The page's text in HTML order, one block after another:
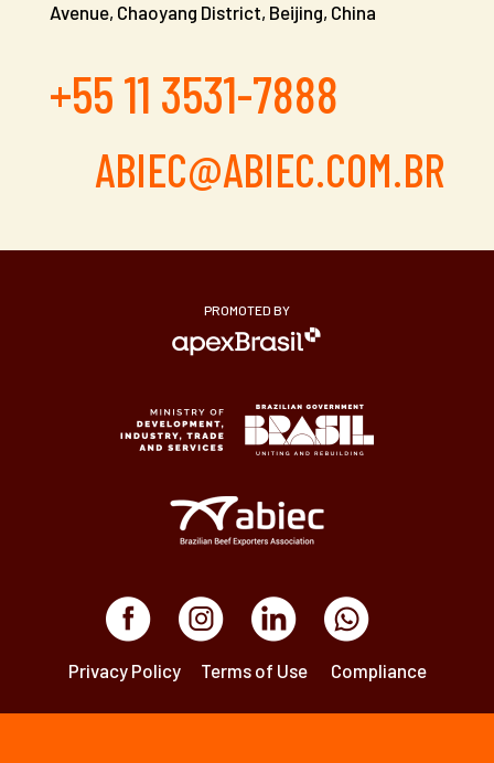
Avenue, Chaoyang District, Beijing, China
+55 11 3531-7888
ABIEC@ABIEC.COM.BR
PROMOTED BY
Privacy Policy Terms of Use Compliance